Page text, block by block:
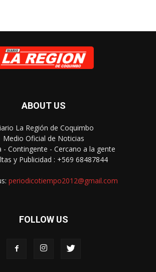
ABOUT US
La Región de Coquimbo
Medio Oficial de Noticias
- Contingente - Cercano a la gente
y Publicidad : +569 68487844
periodicotiempo2012@gmail.com
FOLLOW US